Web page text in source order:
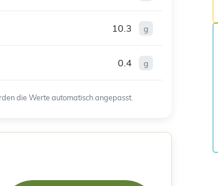
10.3 g
0.4 g
die Werte automatisch angepasst.